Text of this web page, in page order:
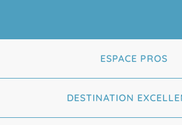
ESPACE PROS
DESTINATION